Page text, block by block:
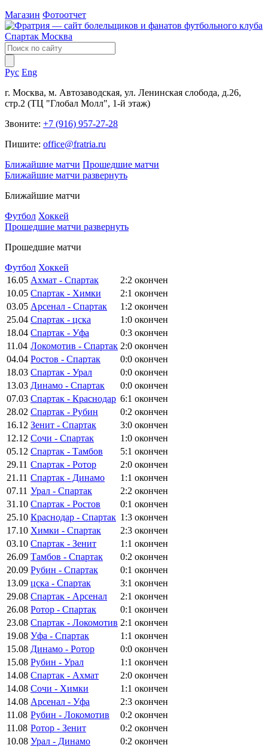
Магазин Фотоотчет
Рус Eng
г. Москва, м. Автозаводская, ул. Ленинская слобода, д.26,
стр.2 (ТЦ "Глобал Молл", 1-й этаж)
Звоните: +7 (916) 957-27-28
Пишите: office@fratria.ru
Ближайшие матчи Прошедшие матчи
Ближайшие матчи развернуть
Ближайшие матчи
Футбол Хоккей
Прошедшие матчи развернуть
Прошедшие матчи
Футбол Хоккей
16.05 Ахмат - Спартак 2:2 окончен
10.05 Спартак - Химки 2:1 окончен
03.05 Арсенал - Спартак 1:2 окончен
25.04 Спартак - цска 1:0 окончен
18.04 Спартак - Уфа 0:3 окончен
11.04 Локомотив - Спартак 2:0 окончен
04.04 Ростов - Спартак 0:0 окончен
18.03 Спартак - Урал 0:0 окончен
13.03 Динамо - Спартак 0:0 окончен
07.03 Спартак - Краснодар 6:1 окончен
28.02 Спартак - Рубин 0:2 окончен
16.12 Зенит - Спартак 3:0 окончен
12.12 Сочи - Спартак 1:0 окончен
05.12 Спартак - Тамбов 5:1 окончен
29.11 Спартак - Ротор 2:0 окончен
21.11 Спартак - Динамо 1:1 окончен
07.11 Урал - Спартак 2:2 окончен
31.10 Спартак - Ростов 0:1 окончен
25.10 Краснодар - Спартак 1:3 окончен
17.10 Химки - Спартак 2:3 окончен
03.10 Спартак - Зенит 1:1 окончен
26.09 Тамбов - Спартак 0:2 окончен
20.09 Рубин - Спартак 0:1 окончен
13.09 цска - Спартак 3:1 окончен
29.08 Спартак - Арсенал 2:1 окончен
26.08 Ротор - Спартак 0:1 окончен
23.08 Спартак - Локомотив 2:1 окончен
19.08 Уфа - Спартак 1:1 окончен
15.08 Динамо - Ротор 0:0 окончен
15.08 Рубин - Урал 1:1 окончен
14.08 Спартак - Ахмат 2:0 окончен
14.08 Сочи - Химки 1:1 окончен
14.08 Арсенал - Уфа 2:3 окончен
11.08 Рубин - Локомотив 0:2 окончен
11.08 Ротор - Зенит 0:2 окончен
10.08 Урал - Динамо 0:2 окончен